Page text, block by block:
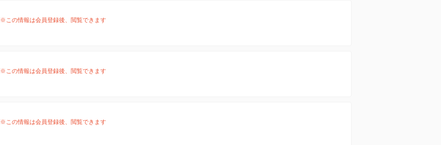
※この情報は会員登録後、閲覧できます
※この情報は会員登録後、閲覧できます
※この情報は会員登録後、閲覧できます